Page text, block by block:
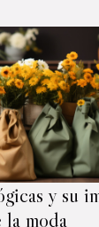
y su
moda